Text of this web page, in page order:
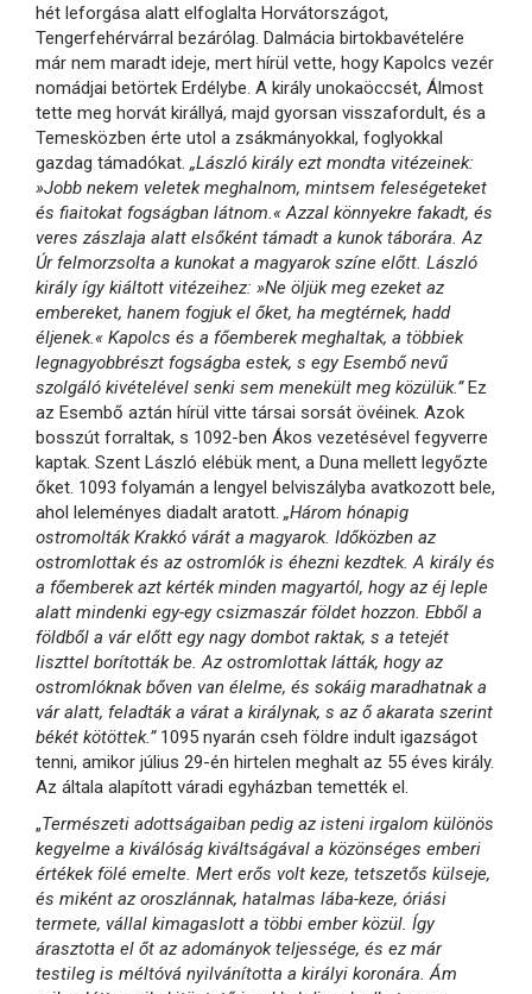
hét leforgása alatt elfoglalta Horvátországot,
Tengerfehérvárral bezárólag. Dalmácia birtokbavételére
már nem maradt ideje, mert hírül vette, hogy Kapolcs vezér
nomádjai betörtek Erdélybe. A király unokaöccsét, Álmost
tette meg horvát királlyá, majd gyorsan visszafordult, és a
Temesközben érte utol a zsákmányokkal, foglyokkal
gazdag támadókat. „László király ezt mondta vitézeinek:
»Jobb nekem veletek meghalnom, mintsem feleségeteket
és fiaitokat fogságban látnom.« Azzal könnyekre fakadt, és
veres zászlaja alatt elsőként támadt a kunok táborára. Az
Úr felmorzsolta a kunokat a magyarok színe előtt. László
király így kiáltott vitézeihez: »Ne öljük meg ezeket az
embereket, hanem fogjuk el őket, ha megtérnek, hadd
éljenek.« Kapolcs és a főemberek meghaltak, a többiek
legnagyobbrészt fogságba estek, s egy Esembő nevű
szolgáló kivételével senki sem menekült meg közülük.”Ez
az Esembő aztán hírül vitte társai sorsát övéinek. Azok
bosszút forraltak, s 1092-ben Ákos vezetésével fegyverre
kaptak. Szent László elébük ment, a Duna mellett legyőzte
őket. 1093 folyamán a lengyel belviszályba avatkozott bele,
ahol leleményes diadalt aratott. „Három hónapig
ostromolták Krakkó várát a magyarok. Időközben az
ostromlottak és az ostromlók is éhezni kezdtek. A király és
a főemberek azt kérték minden magyartól, hogy az éj leple
alatt mindenki egy-egy csizmaszár földet hozzon. Ebből a
földből a vár előtt egy nagy dombot raktak, s a tetejét
liszttel borították be. Az ostromlottak látták, hogy az
ostromlóknak bőven van élelme, és sokáig maradhatnak a
vár alatt, feladták a várat a királynak, s az ő akarata szerint
békét kötöttek.”1095 nyarán cseh földre indult igazságot
tenni, amikor július 29-én hirtelen meghalt az 55 éves király.
Az általa alapított váradi egyházban temették el.
„Természeti adottságaiban pedig az isteni irgalom különös
kegyelme a kiválóság kiváltságával a közönséges emberi
értékek fölé emelte. Mert erős volt keze, tetszetős külseje,
és miként az oroszlánnak, hatalmas lába-keze, óriási
termete, vállal kimagaslott a többi ember közül. Így
árasztotta el őt az adományok teljessége, és ez már
testileg is méltóvá nyilvánította a királyi koronára. Ám